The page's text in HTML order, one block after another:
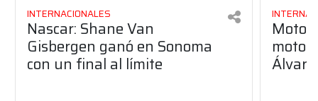
INTERNACIONALES
Nascar: Shane Van
Gisbergen ganó en Sonoma
con un final al límite
moto